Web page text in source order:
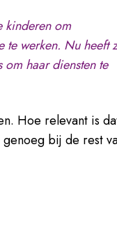
kinderen om
te werken. Nu heeft
haar diensten te
Hoe relevant is
bij de rest